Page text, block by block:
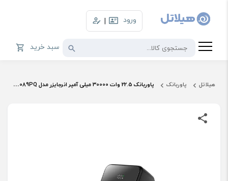
ورود |
سبد خرید
هیلاتل پاوربانک پاوربانک 22.5 وات 30000 میلی آمپر انرجایزر مدل UE30089PQ